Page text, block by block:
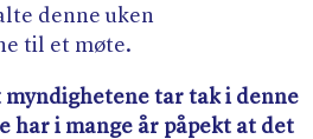
denne uken
til et møte.
myndighetene tar tak i denne
har i mange år påpekt at det